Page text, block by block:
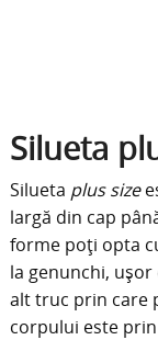
Silueta
Silueta plus size
largă din cap
forme poți opta
la genunchi,
alt truc prin care
corpului este